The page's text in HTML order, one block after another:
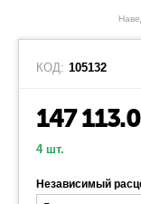
КОД: 105132
147
4 шт.
Независимый